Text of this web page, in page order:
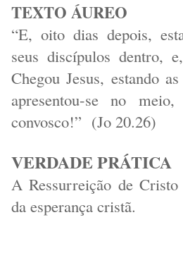
TEXTO ÁUREO
“E, oito dias depois,
seus discípulos dentro,
Chegou Jesus, estando
apresentou-se no
convosco!” (Jo 20.26)
VERDADE PRÁTICA
A Ressurreição de
da esperança cristã.